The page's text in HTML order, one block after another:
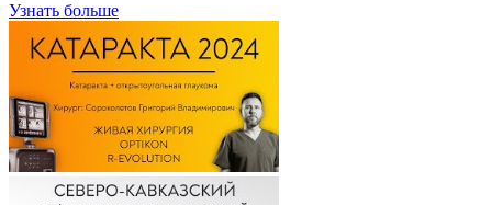
Узнать больше